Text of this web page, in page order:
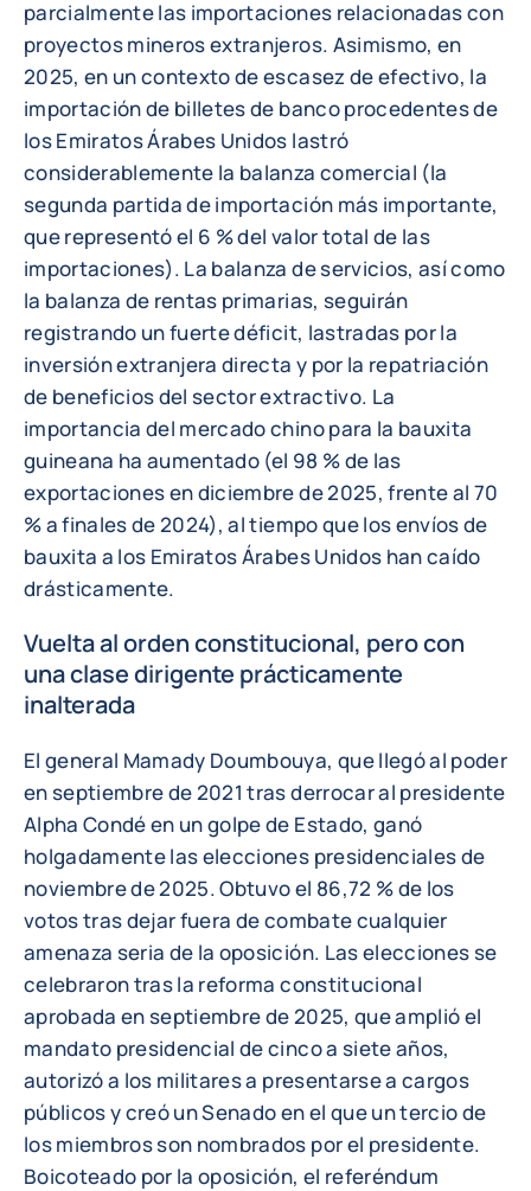
parcialmente las importaciones relacionadas con
proyectos mineros extranjeros. Asimismo, en
2025, en un contexto de escasez de efectivo, la
importación de billetes de banco procedentes de
los Emiratos Árabes Unidos lastró
considerablemente la balanza comercial (la
segunda partida de importación más importante,
que representó el 6 % del valor total de las
importaciones). La balanza de servicios, así como
la balanza de rentas primarias, seguirán
registrando un fuerte déficit, lastradas por la
inversión extranjera directa y por la repatriación
de beneficios del sector extractivo. La
importancia del mercado chino para la bauxita
guineana ha aumentado (el 98 % de las
exportaciones en diciembre de 2025, frente al 70
% a finales de 2024), al tiempo que los envíos de
bauxita a los Emiratos Árabes Unidos han caído
drásticamente.
Vuelta al orden constitucional, pero con
una clase dirigente prácticamente
inalterada
El general Mamady Doumbouya, que llegó al poder
en septiembre de 2021 tras derrocar al presidente
Alpha Condé en un golpe de Estado, ganó
holgadamente las elecciones presidenciales de
noviembre de 2025. Obtuvo el 86,72 % de los
votos tras dejar fuera de combate cualquier
amenaza seria de la oposición. Las elecciones se
celebraron tras la reforma constitucional
aprobada en septiembre de 2025, que amplió el
mandato presidencial de cinco a siete años,
autorizó a los militares a presentarse a cargos
públicos y creó un Senado en el que un tercio de
los miembros son nombrados por el presidente.
Boicoteado por la oposición, el referéndum